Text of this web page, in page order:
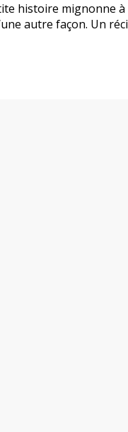
histoire mignonne
autre façon. Un